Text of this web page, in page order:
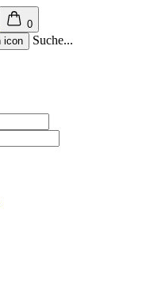
0
Suche...